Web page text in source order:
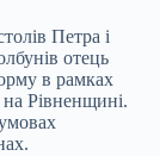
Петра і
отець
в рамках
Рівненщині.